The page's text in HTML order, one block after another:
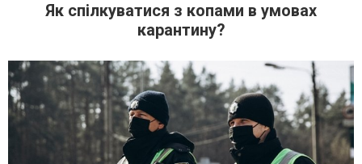
Як спілкуватися з копами в умовах
карантину?